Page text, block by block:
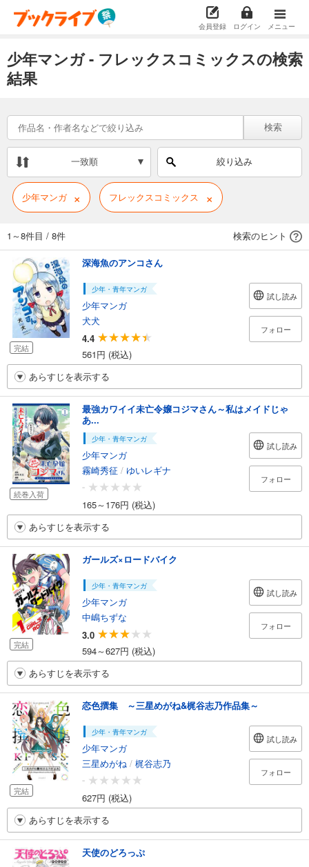
会員登録 ログイン メニュー
少年マンガ - フレックスコミックスの検索
結果
検索
一致順 絞り込み
少年マンガ × フレックスコミックス ×
1～8件目 / 8件 検索のヒント
完結
深海魚のアンコさん
少年・青年マンガ
少年マンガ
犬犬
4.4
561円 (税込)
試し読み
フォロー
あらすじを表示する
続巻入荷
最強カワイイ未亡令嬢コジマさん～私はメイドじゃ
あ...
少年・青年マンガ
少年マンガ
霧崎秀征 / ゆいレギナ
-
165～176円 (税込)
試し読み
フォロー
あらすじを表示する
完結
ガールズ×ロードバイク
少年・青年マンガ
少年マンガ
中嶋ちずな
3.0
594～627円 (税込)
試し読み
フォロー
あらすじを表示する
完結
恋色撰集 ～三星めがね&梶谷志乃作品集～
少年・青年マンガ
少年マンガ
三星めがね / 梶谷志乃
-
627円 (税込)
試し読み
フォロー
あらすじを表示する
天使のどろっぷ